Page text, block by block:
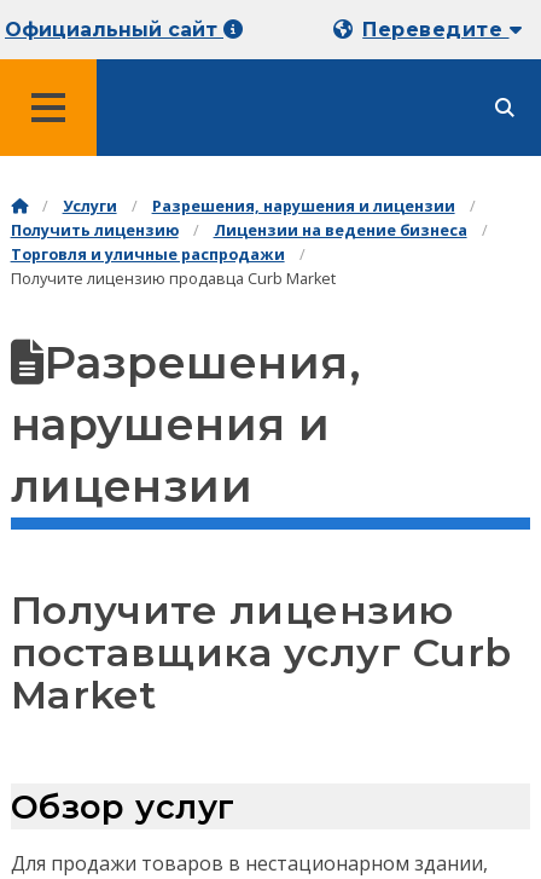
Официальный сайт Переведите
Услуги
Разрешения, нарушения и лицензии
Получить лицензию
Лицензии на ведение бизнеса
Торговля и уличные распродажи
Получите лицензию продавца Curb Market
Разрешения,
нарушения и
лицензии
Получите лицензию
поставщика услуг Curb
Market
Обзор услуг
Для продажи товаров в нестационарном здании,